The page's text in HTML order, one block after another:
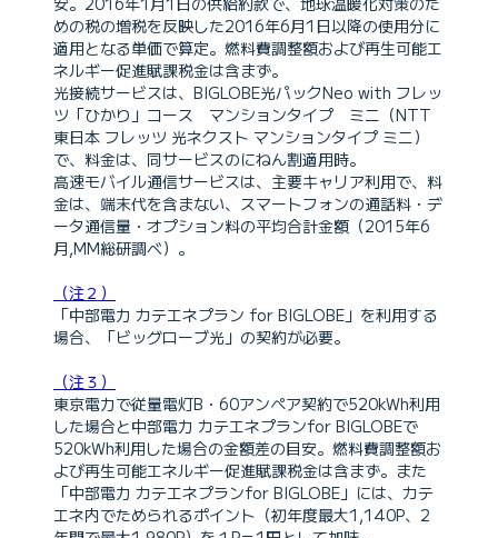
めの税の増税を反映した2016年6月1日以降の使用分に
適用となる単価で算定。燃料費調整額および再生可能エ
ネルギー促進賦課税金は含まず。
光接続サービスは、BIGLOBE光パックNeo with フレッ
ツ「ひかり」コース マンションタイプ ミニ（NTT
東日本 フレッツ 光ネクスト マンションタイプ ミニ）
で、料金は、同サービスのにねん割適用時。
高速モバイル通信サービスは、主要キャリア利用で、料
金は、端末代を含まない、スマートフォンの通話料・デ
ータ通信量・オプション料の平均合計金額（2015年6
月,MM総研調べ）。
（注２）
「中部電力 カテエネプラン for BIGLOBE」を利用する
場合、「ビッグローブ光」の契約が必要。
（注３）
東京電力で従量電灯B・60アンペア契約で520kWh利用
した場合と中部電力 カテエネプランfor BIGLOBEで
520kWh利用した場合の金額差の目安。燃料費調整額お
よび再生可能エネルギー促進賦課税金は含まず。また
「中部電力 カテエネプランfor BIGLOBE」には、カテ
エネ内でためられるポイント（初年度最大1,140P、2